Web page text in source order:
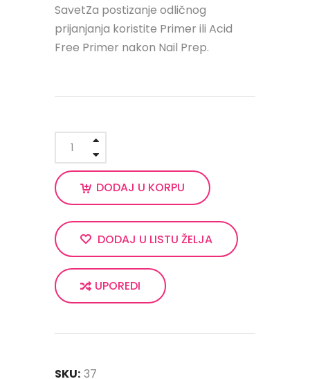
SavetZa postizanje odličnog
prijanjanja koristite Primer ili Acid
Free Primer nakon Nail Prep.
DODAJ U KORPU
DODAJ U LISTU ŽELJA
UPOREDI
SKU: 37